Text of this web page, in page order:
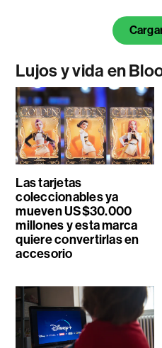
Lujos y vida en
Las tarjetas
coleccionables ya
mueven US$30.000
millones y esta marca
quiere convertirlas en
accesorio